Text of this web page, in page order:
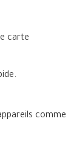
carte
comme